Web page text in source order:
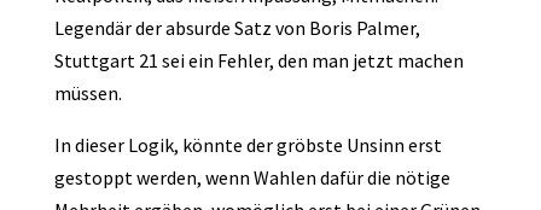
Legendär der absurde Satz von Boris Palmer,
Stuttgart 21 sei ein Fehler, den man jetzt machen
müssen.
In dieser Logik, könnte der gröbste Unsinn erst
gestoppt werden, wenn Wahlen dafür die nötige